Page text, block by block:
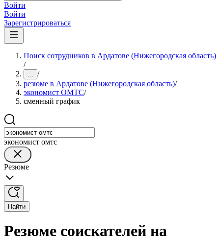
Войти
Войти
Зарегистрироваться
Поиск сотрудников в Ардатове (Нижегородская область)
/
... /
резюме в Ардатове (Нижегородская область)/
экономист ОМТС/
сменный график
экономист омтс
Резюме
Найти
Резюме соискателей на